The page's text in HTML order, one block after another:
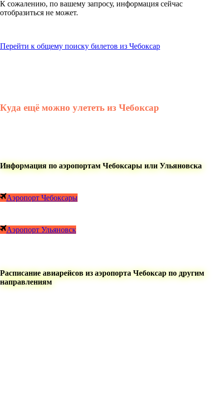
К сожалению, по вашему запросу, информация сейчас
отобразиться не может.
Перейти к общему поиску билетов из Чебоксар
Куда ещё можно улететь из Чебоксар
Информация по аэропортам Чебоксары или Ульяновска
Аэропорт Чебоксары
Аэропорт Ульяновск
Расписание авиарейсов из аэропорта Чебоксар по другим
направлениям